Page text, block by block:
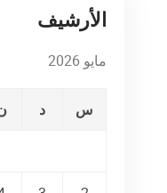
الأرشيف
مايو 2026
س د